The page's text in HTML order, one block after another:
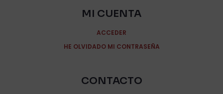
MI CUENTA
ACCEDER
HE OLVIDADO MI CONTRASEÑA
CONTACTO